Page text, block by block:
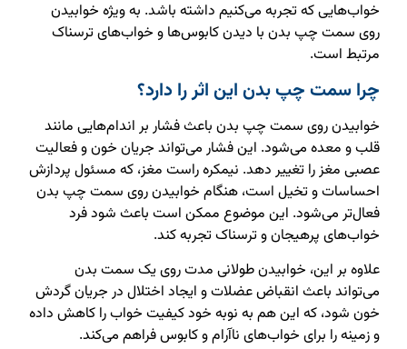
خواب‌هایی که تجربه می‌کنیم داشته باشد. به ویژه خوابیدن
روی سمت چپ بدن با دیدن کابوس‌ها و خواب‌های ترسناک
مرتبط است.
چرا سمت چپ بدن این اثر را دارد؟
خوابیدن روی سمت چپ بدن باعث فشار بر اندام‌هایی مانند
قلب و معده می‌شود. این فشار می‌تواند جریان خون و فعالیت
عصبی مغز را تغییر دهد. نیمکره راست مغز، که مسئول پردازش
احساسات و تخیل است، هنگام خوابیدن روی سمت چپ بدن
فعال‌تر می‌شود. این موضوع ممکن است باعث شود فرد
خواب‌های پرهیجان و ترسناک تجربه کند.
علاوه بر این، خوابیدن طولانی مدت روی یک سمت بدن
می‌تواند باعث انقباض عضلات و ایجاد اختلال در جریان گردش
خون شود، که این هم به نوبه خود کیفیت خواب را کاهش داده
و زمینه را برای خواب‌های ناآرام و کابوس فراهم می‌کند.